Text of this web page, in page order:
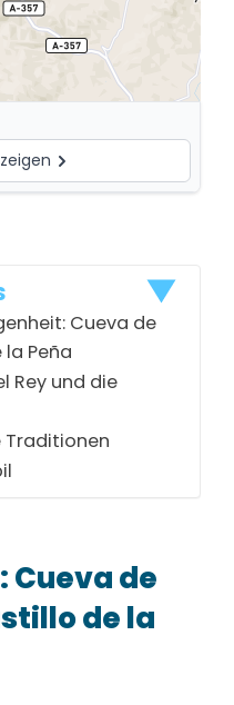
Spanien
+
Cueva de
Peña
Rey und die
Traditionen
Cueva de
de la